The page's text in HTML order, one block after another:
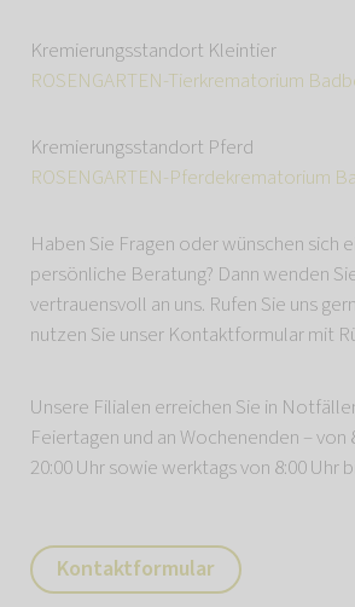
Kremierungsstandort Kleintier
ROSENGARTEN-Tierkrematorium
Kremierungsstandort Pferd
ROSENGARTEN-Pferdekrematorium
Haben Sie Fragen oder wünschen sich
persönliche Beratung? Dann wenden
vertrauensvoll an uns. Rufen Sie uns
nutzen Sie unser Kontaktformular mit
Unsere Filialen erreichen Sie in
Feiertagen und an Wochenenden – von
20:00 Uhr sowie werktags von 8:00 Uhr
Kontaktformular